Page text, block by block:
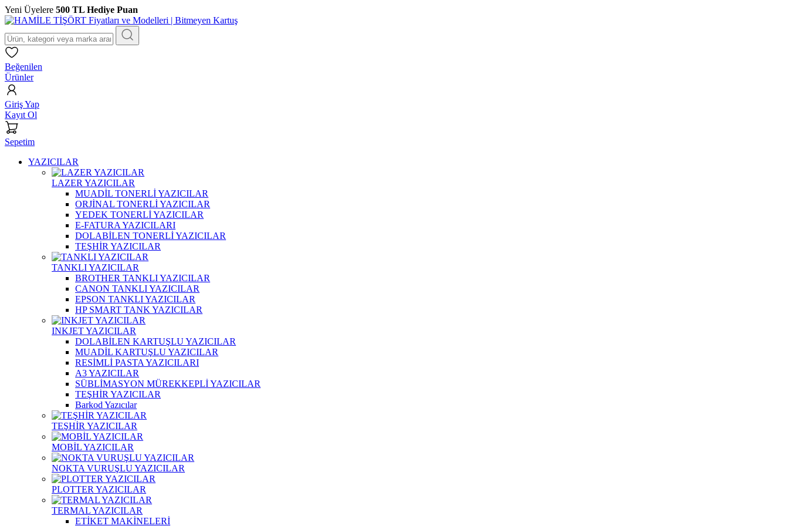
Yeni Üyelere 500 TL Hediye Puan
Beğenilen
Ürünler
Giriş Yap
Kayıt Ol
Sepetim
YAZICILAR
LAZER YAZICILAR
MUADİL TONERLİ YAZICILAR
ORJİNAL TONERLİ YAZICILAR
YEDEK TONERLİ YAZICILAR
E-FATURA YAZICILARI
DOLABİLEN TONERLİ YAZICILAR
TEŞHİR YAZICILAR
TANKLI YAZICILAR
BROTHER TANKLI YAZICILAR
CANON TANKLI YAZICILAR
EPSON TANKLI YAZICILAR
HP SMART TANK YAZICILAR
INKJET YAZICILAR
DOLABİLEN KARTUŞLU YAZICILAR
MUADİL KARTUŞLU YAZICILAR
RESİMLİ PASTA YAZICILARI
A3 YAZICILAR
SÜBLİMASYON MÜREKKEPLİ YAZICILAR
TEŞHİR YAZICILAR
Barkod Yazıcılar
TEŞHİR YAZICILAR
MOBİL YAZICILAR
NOKTA VURUŞLU YAZICILAR
PLOTTER YAZICILAR
TERMAL YAZICILAR
ETİKET MAKİNELERİ